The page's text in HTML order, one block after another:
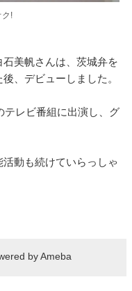
!
美帆さんは、茨城弁を
、デビューしました。
テレビ番組に出演し、グ
動も続けていらっしゃ
by Ameba